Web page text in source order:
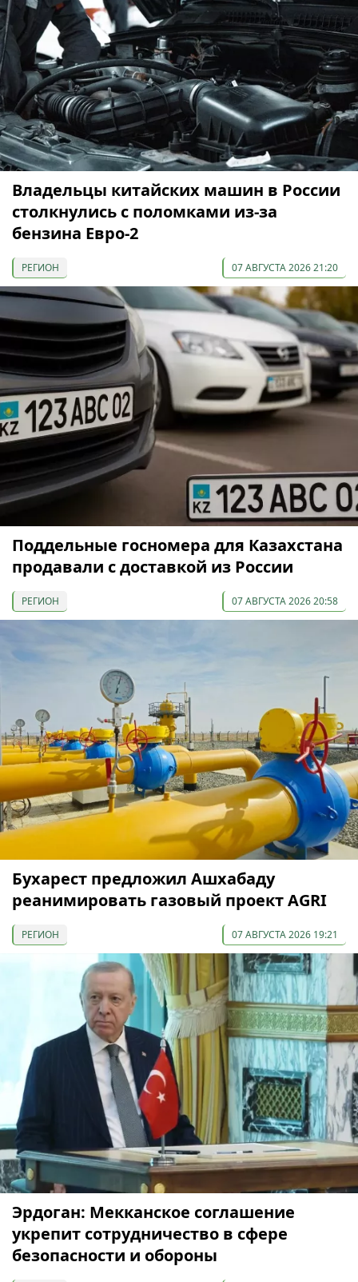
Владельцы китайских машин в России
столкнулись с поломками из-за
бензина Евро-2
РЕГИОН 07 АВГУСТА 2026 21:20
Поддельные госномера для Казахстана
продавали с доставкой из России
РЕГИОН 07 АВГУСТА 2026 20:58
Бухарест предложил Ашхабаду
реанимировать газовый проект AGRI
РЕГИОН 07 АВГУСТА 2026 19:21
Эрдоган: Мекканское соглашение
укрепит сотрудничество в сфере
безопасности и обороны